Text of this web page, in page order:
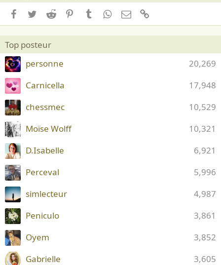
Facebook
TwitterReddit PinterestTumblrWhatsApp
Email
Top posteur
20,269
personne
17,948
Carnicella
10,529
chessmec
10,321
Moïse Wolff
6,921
D.Isabelle
5,996
Perceval
4,987
simlecteur
3,861
Peniculo
3,852
Oyem
3,605
Gabrielle